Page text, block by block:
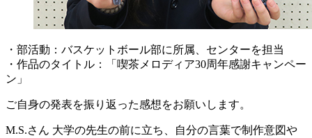
・部活動：バスケットボール部に所属、センターを担当
・作品のタイトル：「喫茶メロディア30周年感謝キャンペー
ン」
ご自身の発表を振り返った感想をお願いします。
M.S.さん 大学の先生の前に立ち、自分の言葉で制作意図や